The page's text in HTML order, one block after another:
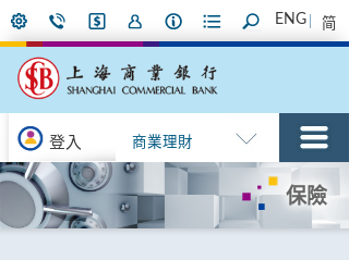
ENG 简
登入 商業理財
保險